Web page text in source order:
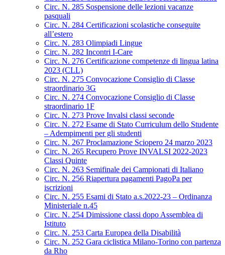
Circ. N. 285 Sospensione delle lezioni vacanze
pasquali
Circ. N. 284 Certificazioni scolastiche conseguite
all’estero
Circ. N. 283 Olimpiadi Lingue
Circ. N. 282 Incontri I-Care
Circ. N. 276 Certificazione competenze di lingua latina
2023 (CLL)
Circ. N. 275 Convocazione Consiglio di Classe
straordinario 3G
Circ. N. 274 Convocazione Consiglio di Classe
straordinario 1F
Circ. N. 273 Prove Invalsi classi seconde
Circ. N. 272 Esame di Stato Curriculum dello Studente
– Adempimenti per gli studenti
Circ. N. 267 Proclamazione Sciopero 24 marzo 2023
Circ. N. 265 Recupero Prove INVALSI 2022-2023
Classi Quinte
Circ. N. 263 Semifinale dei Campionati di Italiano
Circ. N. 256 Riapertura pagamenti PagoPa per
iscrizioni
Circ. N. 255 Esami di Stato a.s.2022-23 – Ordinanza
Ministeriale n.45
Circ. N. 254 Dimissione classi dopo Assemblea di
Istituto
Circ. N. 253 Carta Europea della Disabilità
Circ. N. 252 Gara ciclistica Milano-Torino con partenza
da Rho